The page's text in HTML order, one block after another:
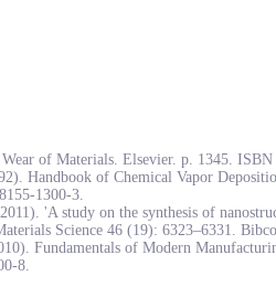
of Materials. Elsevier. p. 1345.
Handbook of Chemical Vapor
1300-3.
'A study on the synthesis of
Science 46 (19): 6323–6331.
Fundamentals of Modern
8.